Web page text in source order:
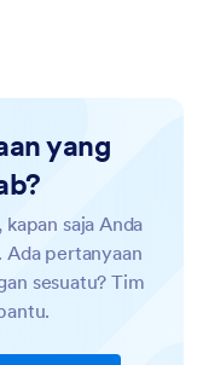
yang
saja Anda
Ada pertanyaan
sesuatu? Tim